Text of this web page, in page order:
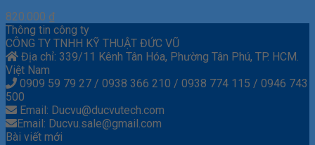
820.000 ₫
Thông tin công ty
CÔNG TY TNHH KỸ THUẬT ĐỨC VŨ
Địa chỉ: 339/11 Kênh Tân Hóa, Phường Tân Phú, TP. HCM.
Việt Nam
0909 59 79 27 / 0938 366 210 / 0938 774 115 / 0946 743
500
Email: Ducvu@ducvutech.com
Email: Ducvu.sale@gmail.com
Bài viết mới